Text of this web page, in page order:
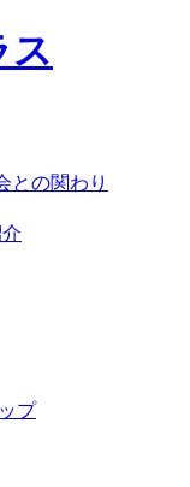
ス
との関わり
プ